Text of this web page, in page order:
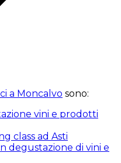
a Moncalvo sono:
vini e prodotti
class ad Asti
degustazione di vini e